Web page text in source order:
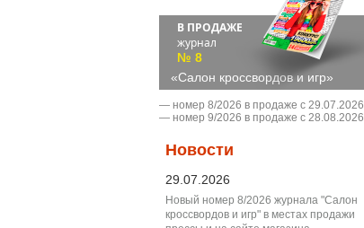
В ПРОДАЖЕ
журнал
№ 8
«Салон кроссвордов и игр»
― номер 8/2026 в продаже с 29.07.2026
― номер 9/2026 в продаже с 28.08.2026
Новости
29.07.2026
Новый номер 8/2026 журнала "Салон
кроссвордов и игр" в местах продажи